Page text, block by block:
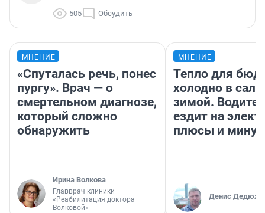
505 Обсудить
МНЕНИЕ
«Спуталась речь, понес
пургу». Врач — о
смертельном диагнозе,
который сложно
обнаружить
Ирина Волкова
Главврач клиники
«Реабилитация доктора
Волковой»
МНЕНИЕ
Тепло для
холодно в
зимой.
ездит на
плюсы и
Денис